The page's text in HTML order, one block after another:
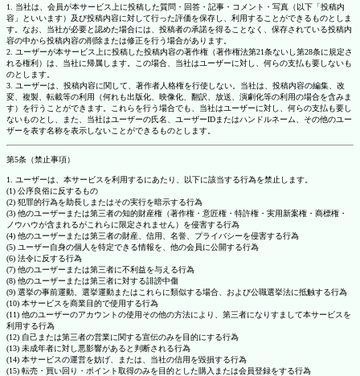
1. 当社は、会員が本サービス上に投稿した質問・回答・記事・コメント・写真（以下「投稿内
容」といいます）及び投稿内容に対して行った評価を保存し、利用することができるものとしま
す。なお、当社が必要と認めた場合には、投稿者の承諾を得ることなく、保存されている投稿内
容の中から投稿内容の削除または修正を行う場合があります。
2. ユーザーが本サービス上に投稿した投稿内容の著作権（著作権法第21条ないし第28条に規定さ
れる権利）は、当社に帰属します。この場合、当社はユーザーに対し、何らの支払も要しないも
のとします。
3. ユーザーは、投稿内容に関して、著作者人格権を行使しない。当社は、投稿内容の編集、改
変、複製、転載等の利用（何れも出版化、映像化、翻訳、放送、演劇化等の利用の場合を含みま
す）を行うことができます。これらを行う場合でも、当社はユーザーに対し、何らの支払も要し
ないものとし、また、当社はユーザーの氏名、ユーザーIDまたはハンドルネーム、その他のユー
ザーを表す名称を表示しないことができるものとします。
第5条（禁止事項）
1. ユーザーは、本サービスを利用するにあたり、以下に該当する行為を禁止します。
(1) 公序良俗に反するもの
(2) 犯罪的行為を助長しまたはその実行を暗示する行為
(3) 他のユーザーまたは第三者の知的財産権（著作権・意匠権・特許権・実用新案権・商標権・
ノウハウが含まれるがこれらに限定されません）を侵害する行為
(4) 他のユーザーまたは第三者の財産、信用、名誉、プライバシーを侵害する行為
(5) ユーザー自身の個人を特定できる情報を、他の会員に公開する行為
(6) 法令に反する行為
(7) 他のユーザーまたは第三者に不利益を与える行為
(8) 他のユーザーまたは第三者に対する誹謗中傷
(9) 選挙の事前運動、選挙運動またはこれらに類似する場合、および公職選挙法に抵触する行為
(10) 本サービスを商業目的で使用する行為
(11) 他のユーザーのアカウントの使用その他の方法により、第三者になりすまして本サービスを
利用する行為
(12) 自己または第三者の営業に関する宣伝のみを目的にする行為
(13) 未成年者に対し悪影響があると判断される行為
(14) 本サービスの運営を妨げ、または、当社の信用を毀損する行為
(15) 転売・買い回り・ポイント取得のみを目的とした購入または会員登録をする行為